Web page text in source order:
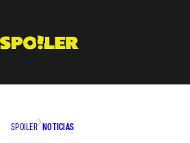
contenido
SPOILER NOTICIAS